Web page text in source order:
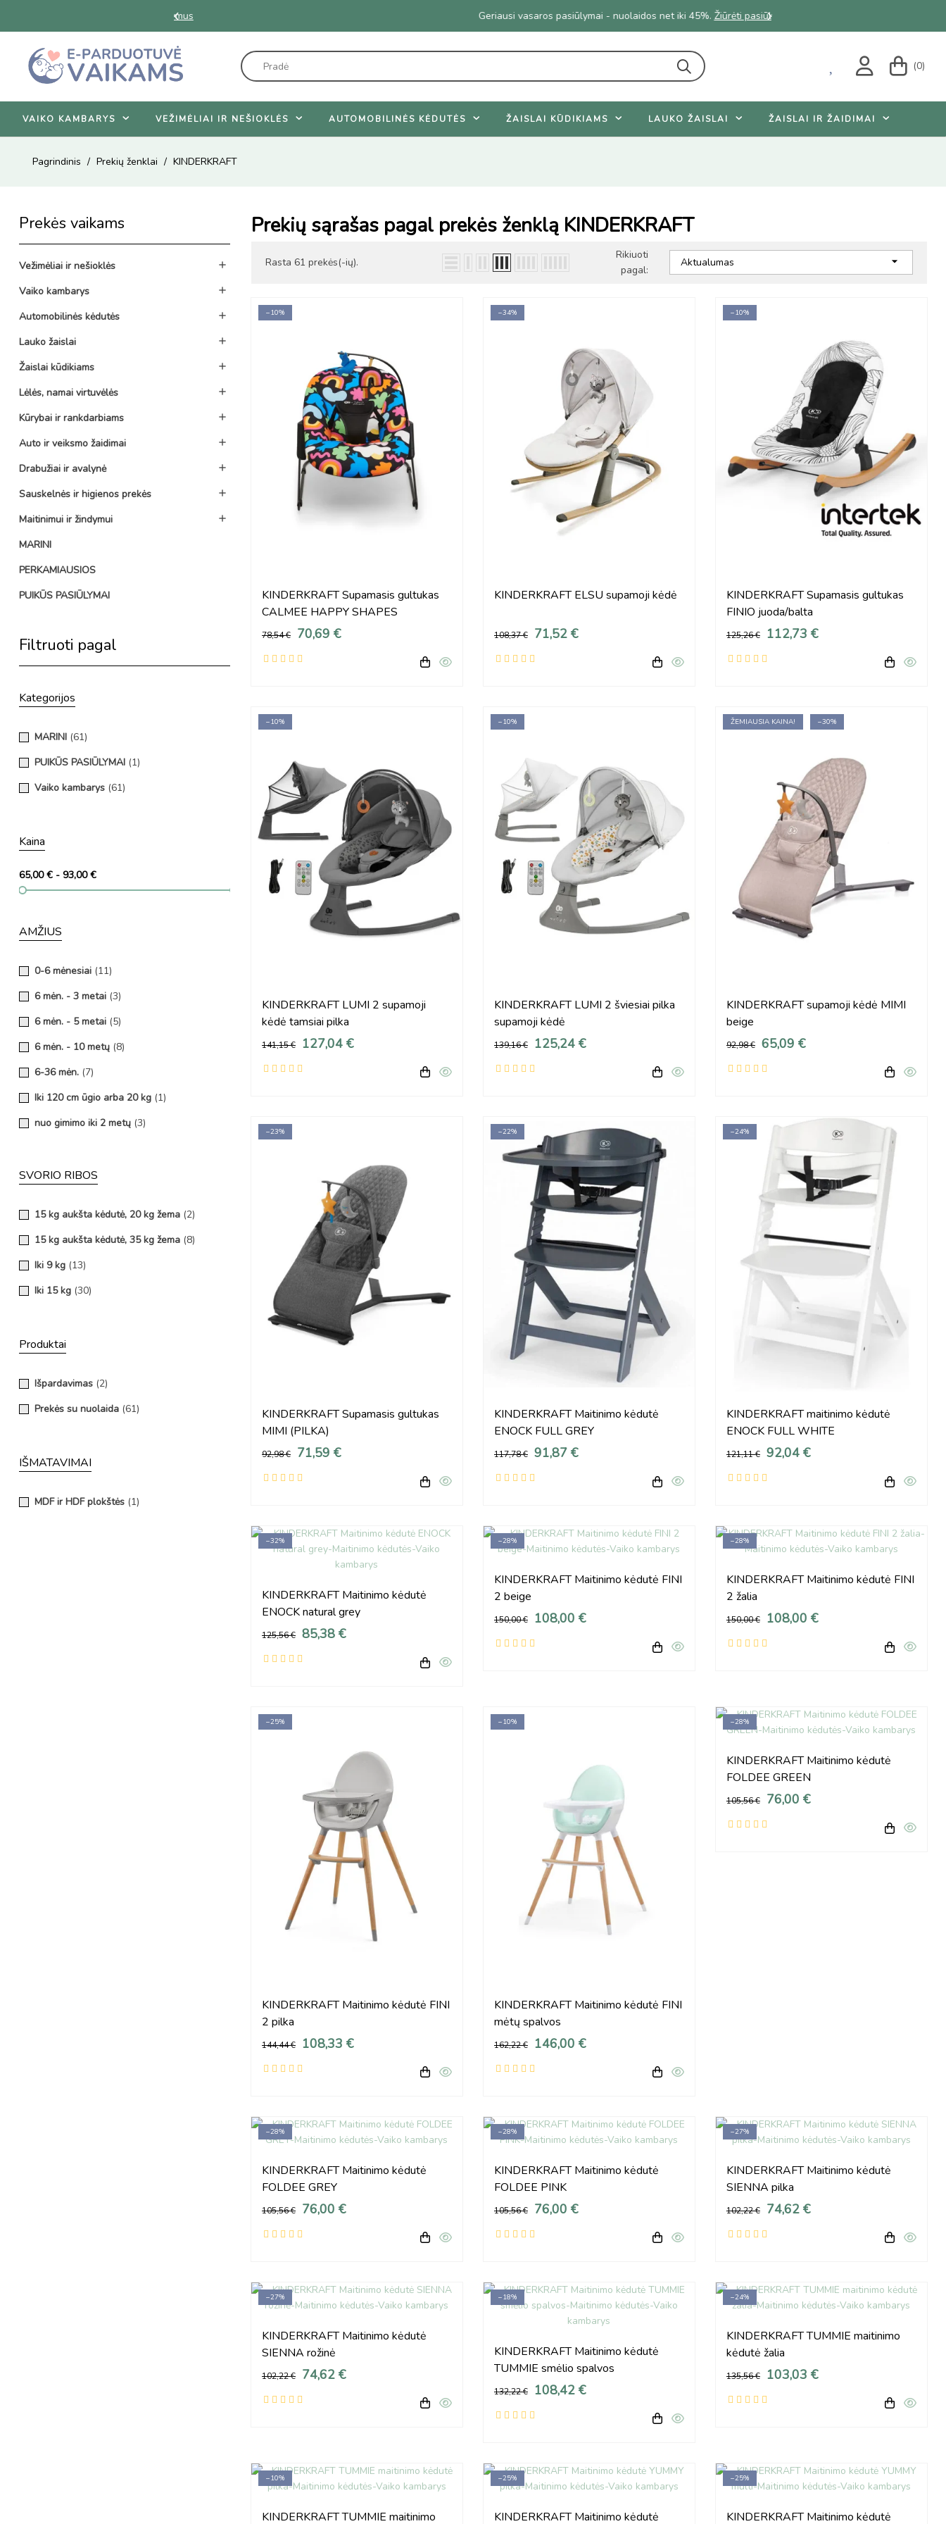
Geriausi vasaros pasiūlymai - nuolaidos net iki 45%.Žiūrėti pasiūlymus
(0)
VAIKO KAMBARYS VEŽIMĖLIAI IR NEŠIOKLĖS AUTOMOBILINĖS KĖDUTĖS ŽAISLAI KŪDIKIAMS LAUKO ŽAISLAI ŽAISLAI IR ŽAIDIMAI
Pagrindinis Prekių ženklai KINDERKRAFT
Prekės vaikams
Vežimėliai ir nešioklės 
Vaiko kambarys 
Automobilinės kėdutės 
Lauko žaislai 
Žaislai kūdikiams 
Lėlės, namai virtuvėlės 
Kūrybai ir rankdarbiams 
Auto ir veiksmo žaidimai 
Drabužiai ir avalynė 
Sauskelnės ir higienos prekės 
Maitinimui ir žindymui 
MARINI
PERKAMIAUSIOS
PUIKŪS PASIŪLYMAI
Filtruoti pagal
Kategorijos
MARINI (61)
PUIKŪS PASIŪLYMAI (1)
Vaiko kambarys (61)
Kaina
65,00 € - 93,00 €
AMŽIUS
0-6 mėnesiai (11)
6 mėn. - 3 metai (3)
6 mėn. - 5 metai (5)
6 mėn. - 10 metų (8)
6-36 mėn. (7)
Iki 120 cm ūgio arba 20 kg (1)
nuo gimimo iki 2 metų (3)
nuo gimimo iki 6 mėn.
SVORIO RIBOS
15 kg aukšta kėdutė, 20 kg žema (2)
15 kg aukšta kėdutė, 35 kg žema (8)
Iki 9 kg (13)
Iki 15 kg (30)
Produktai
Išpardavimas (2)
Prekės su nuolaida (61)
IŠMATAVIMAI
MDF ir HDF plokštės (1)
Prekių sąrašas pagal prekės ženklą KINDERKRAFT
Rasta 61 prekės(-ių).
Rikiuoti
pagal:
Aktualumas 
−10%
KINDERKRAFT Supamasis gultukas
CALMEE HAPPY SHAPES
78,54 € 70,69 €
−34%
KINDERKRAFT ELSU supamoji kėdė
108,37 € 71,52 €
−10%
KINDERKRAFT Supamasis gultukas
FINIO juoda/balta
125,26 € 112,73 €
−10%
KINDERKRAFT LUMI 2 supamoji
kėdė tamsiai pilka
141,15 € 127,04 €
−10%
KINDERKRAFT LUMI 2 šviesiai pilka
supamoji kėdė
139,16 € 125,24 €
ŽEMIAUSIA KAINA! −30%
KINDERKRAFT supamoji kėdė MIMI
beige
92,98 € 65,09 €
−23%
KINDERKRAFT Supamasis gultukas
MIMI (PILKA)
92,98 € 71,59 €
−22%
KINDERKRAFT Maitinimo kėdutė
ENOCK FULL GREY
117,78 € 91,87 €
−24%
KINDERKRAFT maitinimo kėdutė
ENOCK FULL WHITE
121,11 € 92,04 €
−32%
KINDERKRAFT Maitinimo kėdutė
ENOCK natural grey
125,56 € 85,38 €
−28%
KINDERKRAFT Maitinimo kėdutė FINI
2 beige
150,00 € 108,00 €
−28%
KINDERKRAFT Maitinimo kėdutė FINI
2 žalia
150,00 € 108,00 €
−25%
KINDERKRAFT Maitinimo kėdutė FINI
2 pilka
144,44 € 108,33 €
−10%
KINDERKRAFT Maitinimo kėdutė FINI
mėtų spalvos
162,22 € 146,00 €
−28%
KINDERKRAFT Maitinimo kėdutė
FOLDEE GREEN
105,56 € 76,00 €
−28%
KINDERKRAFT Maitinimo kėdutė
FOLDEE GREY
105,56 € 76,00 €
−28%
KINDERKRAFT Maitinimo kėdutė
FOLDEE PINK
105,56 € 76,00 €
−27%
KINDERKRAFT Maitinimo kėdutė
SIENNA pilka
102,22 € 74,62 €
−27%
KINDERKRAFT Maitinimo kėdutė
SIENNA rožinė
102,22 € 74,62 €
−18%
KINDERKRAFT Maitinimo kėdutė
TUMMIE smėlio spalvos
132,22 € 108,42 €
−24%
KINDERKRAFT TUMMIE maitinimo
kėdutė žalia
135,56 € 103,03 €
−10%
KINDERKRAFT TUMMIE maitinimo
−25%
KINDERKRAFT Maitinimo kėdutė
−25%
KINDERKRAFT Maitinimo kėdutė